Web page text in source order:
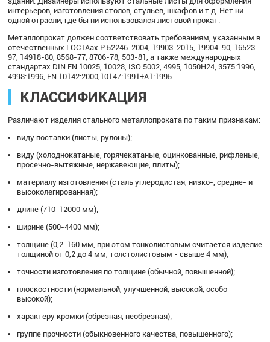
интерьеров, изготовления столов, стульев, шкафов и т.д. Нет ни
одной отрасли, где бы ни использовался листовой прокат.
Металлопрокат должен соответствовать требованиям, указанным в
отечественных ГОСТАах Р 52246-2004, 19903-2015, 19904-90, 16523-
97, 14918-80, 8568-77, 8706-78, 503-81, а также международных
стандартах DIN EN 10025, 10028, ISO 5002, 4995, 1050H24, 3575:1996,
4998:1996, EN 10142:2000,10147:1991+А1:1995.
КЛАССИФИКАЦИЯ
Различают изделия стального металлопроката по таким признакам:
виду поставки (листы, рулоны);
виду (холоднокатаные, горячекатаные, оцинкованные, рифленые,
просечно-вытяжные, нержавеющие, плиты);
материалу изготовления (сталь углеродистая, низко-, средне- и
высоколегированная);
длине (710-12000 мм);
ширине (500-4400 мм);
толщине (0,2-160 мм, при этом тонколистовым считается изделие
толщиной от 0,2 до 4 мм, толстолистовым - свыше 4 мм);
точности изготовления по толщине (обычной, повышенной);
плоскостности (нормальной, улучшенной, высокой, особо
высокой);
характеру кромки (обрезная, необрезная);
группе прочности (обыкновенного качества, повышенного);